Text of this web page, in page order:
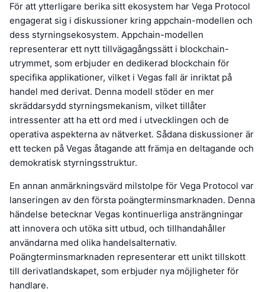
För att ytterligare berika sitt ekosystem har Vega Protocol
engagerat sig i diskussioner kring appchain-modellen och
dess styrningsekosystem. Appchain-modellen
representerar ett nytt tillvägagångssätt i blockchain-
utrymmet, som erbjuder en dedikerad blockchain för
specifika applikationer, vilket i Vegas fall är inriktat på
handel med derivat. Denna modell stöder en mer
skräddarsydd styrningsmekanism, vilket tillåter
intressenter att ha ett ord med i utvecklingen och de
operativa aspekterna av nätverket. Sådana diskussioner är
ett tecken på Vegas åtagande att främja en deltagande och
demokratisk styrningsstruktur.
En annan anmärkningsvärd milstolpe för Vega Protocol var
lanseringen av den första poängterminsmarknaden. Denna
händelse betecknar Vegas kontinuerliga ansträngningar
att innovera och utöka sitt utbud, och tillhandahåller
användarna med olika handelsalternativ.
Poängterminsmarknaden representerar ett unikt tillskott
till derivatlandskapet, som erbjuder nya möjligheter för
handlare.